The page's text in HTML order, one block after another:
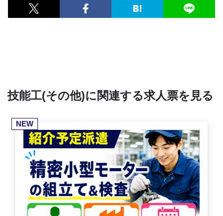
技能工(その他)に関連する求人票を見る
NEW